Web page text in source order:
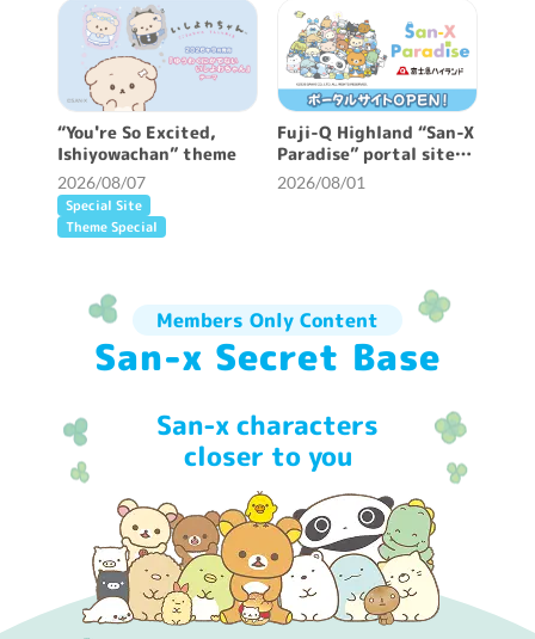
“You're So Excited,
Ishiyowachan” theme
2026/08/07
Special Site
Theme Special
Fuji-Q Highland “San-X
Paradise” portal site
opened!
2026/08/01
Members Only Content
San-x Secret Base
San-x characters
closer to you